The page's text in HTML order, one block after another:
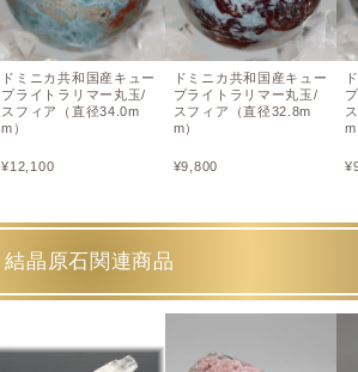
ドミニカ共和国産キュー
プライトラリマー丸玉/
スフィア（直径34.0m
m）
¥12,100
ドミニカ共和国産キュー
プライトラリマー丸玉/
スフィア（直径32.8m
m）
¥9,800 ¥
結晶原石関連商品